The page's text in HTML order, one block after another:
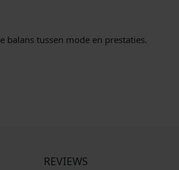
tussen mode en prestaties.
REVIEWS